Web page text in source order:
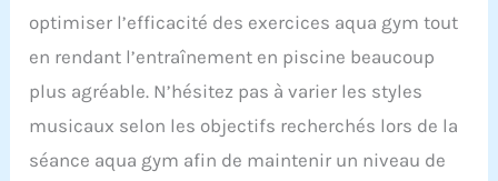
optimiser l’efficacité des exercices aqua gym tout
en rendant l’entraînement en piscine beaucoup
plus agréable. N’hésitez pas à varier les styles
musicaux selon les objectifs recherchés lors de la
séance aqua gym afin de maintenir un niveau de